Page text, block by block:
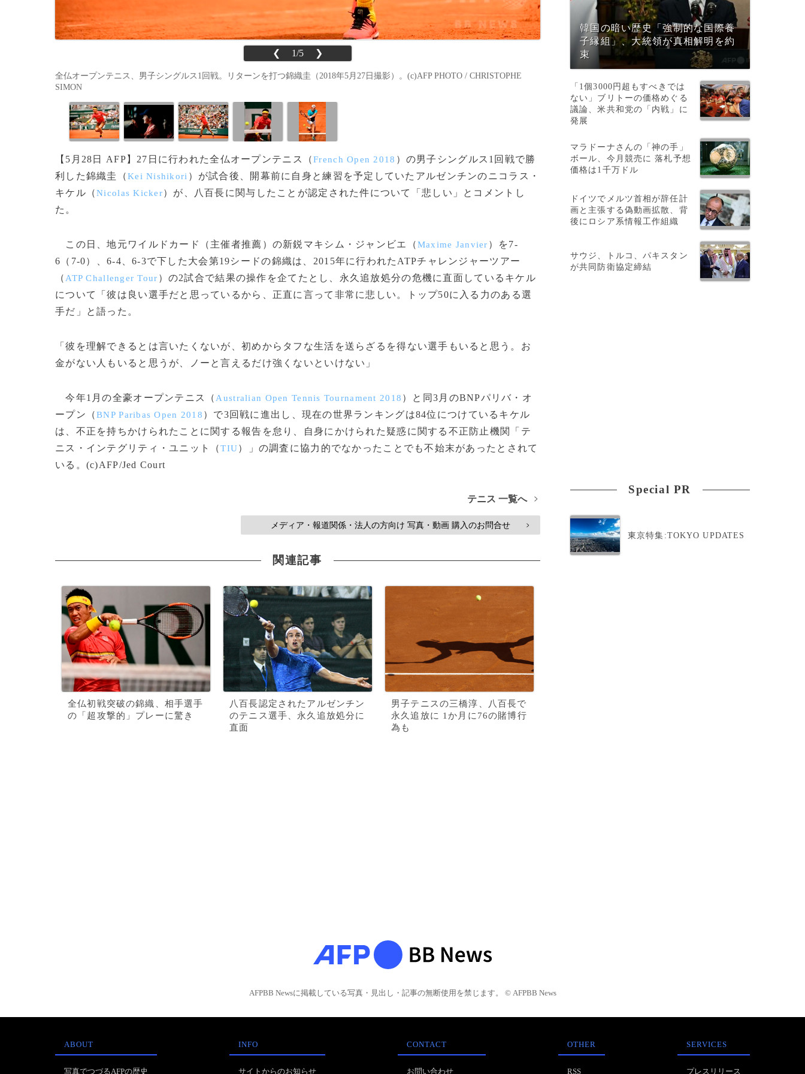
❮ 1/5 ❯
全仏オープンテニス、男子シングルス1回戦。リターンを打つ錦織圭（2018年5月27日撮影）。(c)AFP PHOTO / CHRISTOPHE
SIMON
【5月28日 AFP】27日に行われた全仏オープンテニス（French Open 2018 ）の男子シングルス1回戦で勝
利した錦織圭（Kei Nishikori ）が試合後、開幕前に自身と練習を予定していたアルゼンチンのニコラス・
キケル（Nicolas Kicker）が、八百長に関与したことが認定された件について「悲しい」とコメントし
た。
この日、地元ワイルドカード（主催者推薦）の新鋭マキシム・ジャンビエ（Maxime Janvier ）を7-
6（7-0）、6-4、6-3で下した大会第19シードの錦織は、2015年に行われたATPチャレンジャーツアー
（ ATP Challenger Tour ）の2試合で結果の操作を企てたとし、永久追放処分の危機に直面しているキケル
について「彼は良い選手だと思っているから、正直に言って非常に悲しい。トップ50に入る力のある選
手だ」と語った。
「彼を理解できるとは言いたくないが、初めからタフな生活を送らざるを得ない選手もいると思う。お
金がない人もいると思うが、ノーと言えるだけ強くないといけない」
今年1月の全豪オープンテニス（ Australian Open Tennis Tournament 2018 ）と同3月のBNPパリバ・オ
ープン（BNP Paribas Open 2018 ）で3回戦に進出し、現在の世界ランキングは84位につけているキケル
は、不正を持ちかけられたことに関する報告を怠り、自身にかけられた疑惑に関する不正防止機関「テ
ニス・インテグリティ・ユニット（TIU）」の調査に協力的でなかったことでも不始末があったとされて
いる。(c)AFP/Jed Court
テニス 一覧へ >
メディア・報道関係・法人の方向け 写真・動画 購入のお問合せ >
関連記事
全仏初戦突破の錦織、相手選手
の「超攻撃的」プレーに驚き
八百長認定されたアルゼンチン
のテニス選手、永久追放処分に
直面
男子テニスの三橋淳、八百長で
永久追放に 1か月に76の賭博行
為も
韓国の暗い歴史「強制的な国際養
子縁組」、大統領が真相解明を約
束
「1個3000円超もすべきでは
ない」ブリトーの価格めぐる
議論、米共和党の「内戦」に
発展
マラドーナさんの「神の手」
ボール、今月競売に 落札予想
価格は1千万ドル
ドイツでメルツ首相が辞任計
画と主張する偽動画拡散、背
後にロシア系情報工作組織
サウジ、トルコ、パキスタン
が共同防衛協定締結
Special PR
東京特集:TOKYO UPDATES
AFPBB Newsに掲載している写真・見出し・記事の無断使用を禁じます。 © AFPBB News
ABOUT
写真でつづるAFPの歴史
INFO
サイトからのお知らせ
CONTACT
お問い合わせ
OTHER
RSS
SERVICES
プレスリリース